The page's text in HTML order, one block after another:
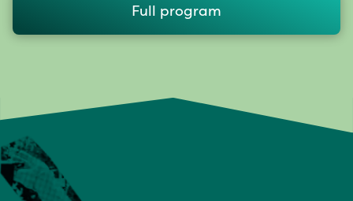
Full program